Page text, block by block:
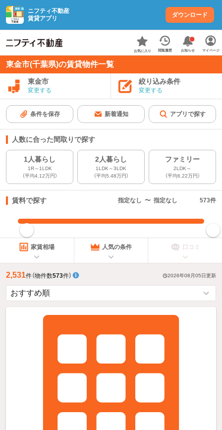
ニフティ不動産
賃貸アプリ
ダウンロード
お気に入り 閲覧履歴 お知らせ マイページ
東金市(千葉県)の賃貸物件一覧
東金市
変更する
絞り込み条件
変更する
条件を保存 新着通知 アプリで探す
人数に合った間取りで探す
1人暮らし
1R～1LDK
（平均4.12万円）
2人暮らし
1LDK～3LDK
（平均5.48万円）
ファミリー
2LDK～
（平均6.22万円）
賃料で探す 指定なし 〜 指定なし 573件
指定した賃料で絞り込む
家賃相場 人気の条件 口コミ
2,531件（物件数573件） 2026年08月05日更新